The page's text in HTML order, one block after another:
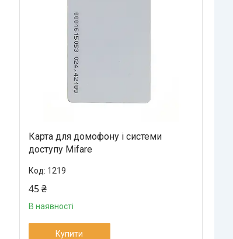
Карта для домофону і системи
доступу Mifare
1219
45 ₴
В наявності
Купити